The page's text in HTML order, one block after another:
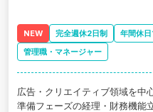
NEW 完全週休2日制 年間休
管理職・マネージャー
広告・クリエイティブ領域を中
準備フェーズの経理・財務機能